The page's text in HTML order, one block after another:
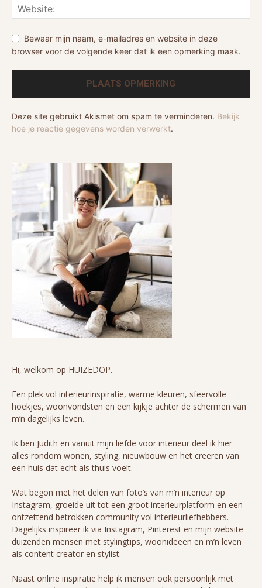
Bewaar mijn naam, e-mailadres en website in deze
browser voor de volgende keer dat ik een opmerking maak.
Deze site gebruikt Akismet om spam te verminderen. Bekijk
hoe je reactie gegevens worden verwerkt.
Hi, welkom op HUIZEDOP.
Een plek vol interieurinspiratie, warme kleuren, sfeervolle
hoekjes, woonvondsten en een kijkje achter de schermen van
m’n dagelijks leven.
Ik ben Judith en vanuit mijn liefde voor interieur deel ik hier
alles rondom wonen, styling, nieuwbouw en het creëren van
een huis dat echt als thuis voelt.
Wat begon met het delen van foto’s van m’n interieur op
Instagram, groeide uit tot een groot interieurplatform en een
ontzettend betrokken community vol interieurliefhebbers.
Dagelijks inspireer ik via Instagram, Pinterest en mijn website
duizenden mensen met stylingtips, woonideeën en m’n leven
als content creator en stylist.
Naast online inspiratie help ik mensen ook persoonlijk met